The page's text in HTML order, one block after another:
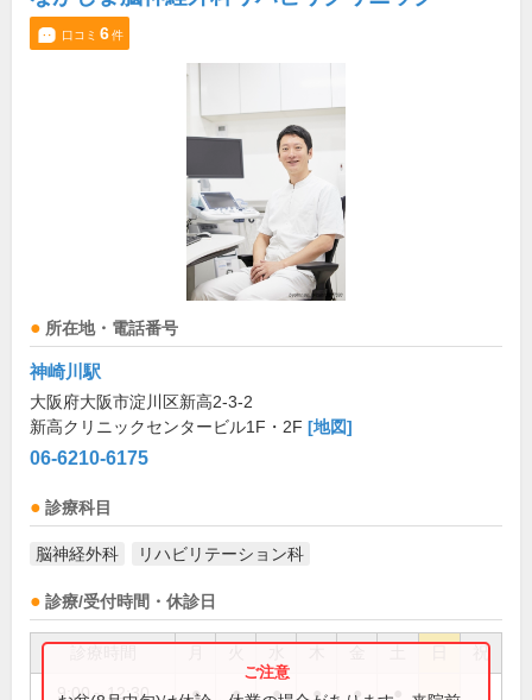
口コミ 6件
所在地・電話番号
神崎川駅
大阪府大阪市淀川区新高2-3-2
新高クリニックセンタービル1F・2F [地図]
06-6210-6175
診療科目
脳神経外科 リハビリテーション科
診療/受付時間・休診日
祝
9:00～12:30 ● ● ● ● ●